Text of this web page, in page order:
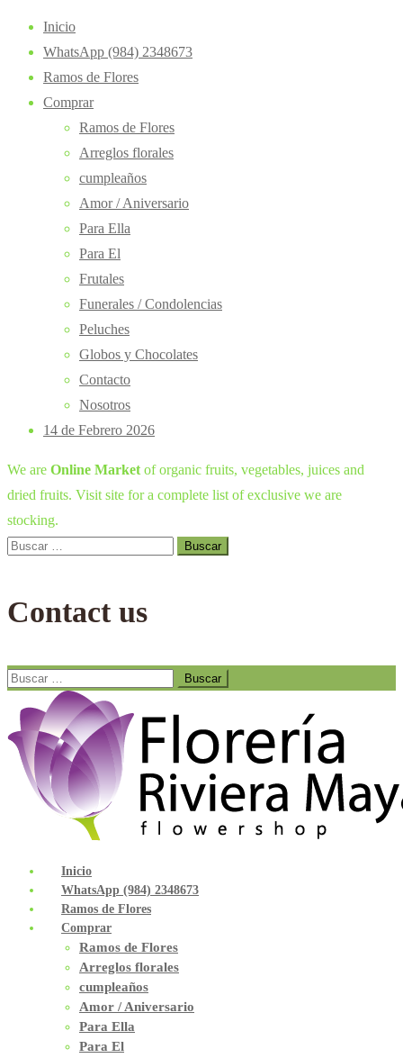
Inicio
WhatsApp (984) 2348673
Ramos de Flores
Comprar
Ramos de Flores
Arreglos florales
cumpleaños
Amor / Aniversario
Para Ella
Para El
Frutales
Funerales / Condolencias
Peluches
Globos y Chocolates
Contacto
Nosotros
14 de Febrero 2026
We are Online Market of organic fruits, vegetables, juices and
dried fruits. Visit site for a complete list of exclusive we are
stocking.
Buscar:
Contact us
Buscar:
Inicio
WhatsApp (984) 2348673
Ramos de Flores
Comprar
Ramos de Flores
Arreglos florales
cumpleaños
Amor / Aniversario
Para Ella
Para El